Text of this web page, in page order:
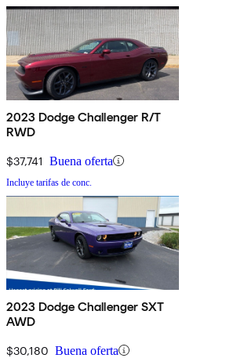
2023 Dodge Challenger R/T
RWD
$37,741 Buena oferta
Incluye tarifas de conc.
2023 Dodge Challenger SXT
AWD
$30,180 Buena oferta